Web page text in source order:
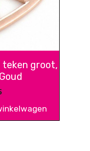
teken groot,